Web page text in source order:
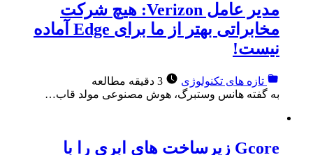
مدیر عامل Verizon: هیچ شرکت
مخابراتی بهتر از ما برای Edge آماده
نیست!
تازه های تکنولوژی
3 دقیقه مطالعه
به گفته هانس وستبرگ، هوش مصنوعی مولد قاب…
Gcore زیرساخت های ابری را با